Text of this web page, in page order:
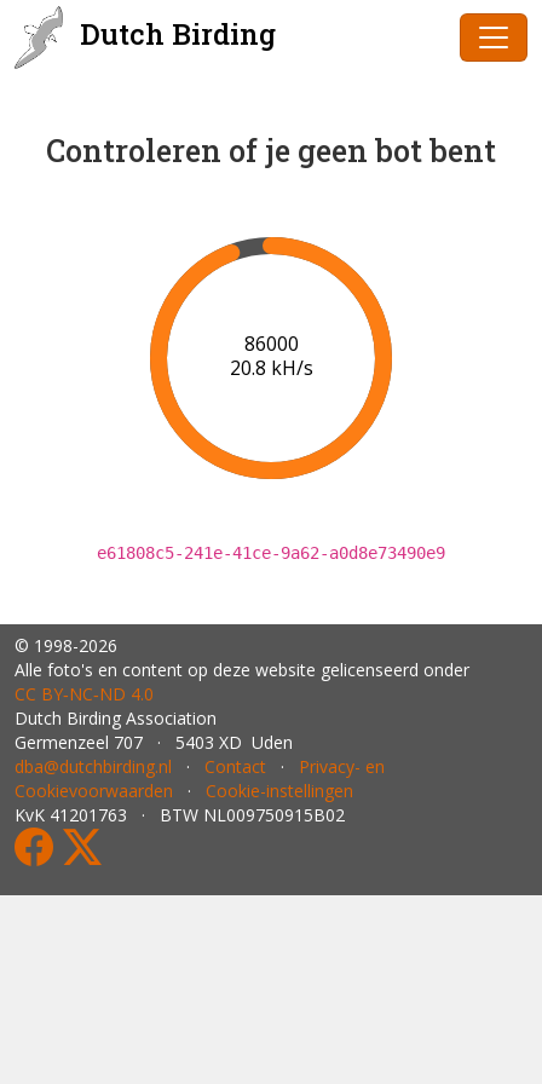
Dutch Birding
Controleren of je geen bot bent
86000
20.8 kH/s
e61808c5-241e-41ce-9a62-a0d8e73490e9
© 1998-2026
Alle foto's en content op deze website gelicenseerd onder
CC BY‑NC‑ND 4.0
Dutch Birding Association
Germenzeel 707 · 5403 XD Uden
dba@dutchbirding.nl · Contact · Privacy- en
Cookievoorwaarden · Cookie-instellingen
KvK 41201763 · BTW NL009750915B02